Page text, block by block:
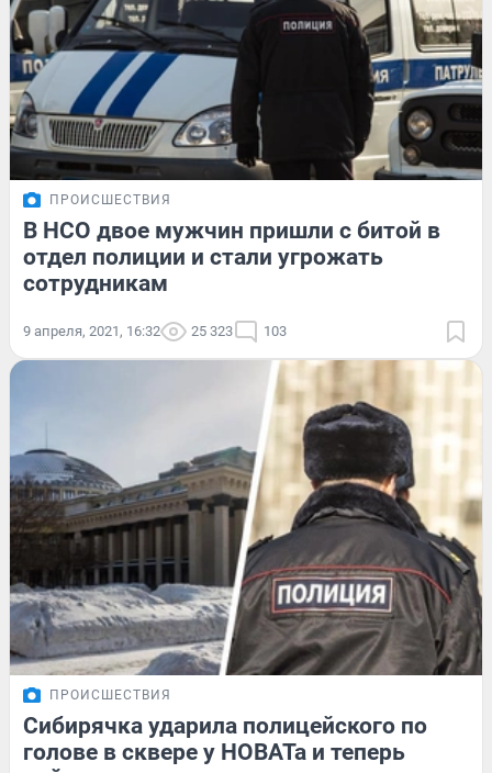
ПРОИСШЕСТВИЯ
В НСО двое мужчин пришли с битой в
отдел полиции и стали угрожать
сотрудникам
9 апреля, 2021, 16:32 25 323 103
ПРОИСШЕСТВИЯ
Сибирячка ударила полицейского по
голове в сквере у НОВАТа и теперь